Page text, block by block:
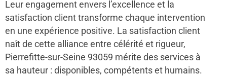
Leur engagement envers l’excellence et la
satisfaction client transforme chaque intervention
en une expérience positive. La satisfaction client
naît de cette alliance entre célérité et rigueur,
Pierrefitte-sur-Seine 93059 mérite des services à
sa hauteur : disponibles, compétents et humains.